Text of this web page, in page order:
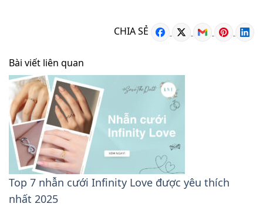
CHIA SẺ
Bài viết liên quan
Top 7 nhẫn cưới Infinity Love được yêu thích
nhất 2025